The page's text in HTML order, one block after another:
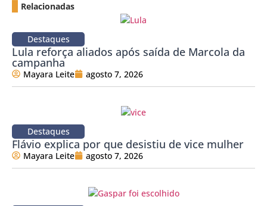
Relacionadas
Destaques
Lula reforça aliados após saída de Marcola da
campanha
Mayara Leite agosto 7, 2026
Destaques
Flávio explica por que desistiu de vice mulher
Mayara Leite agosto 7, 2026